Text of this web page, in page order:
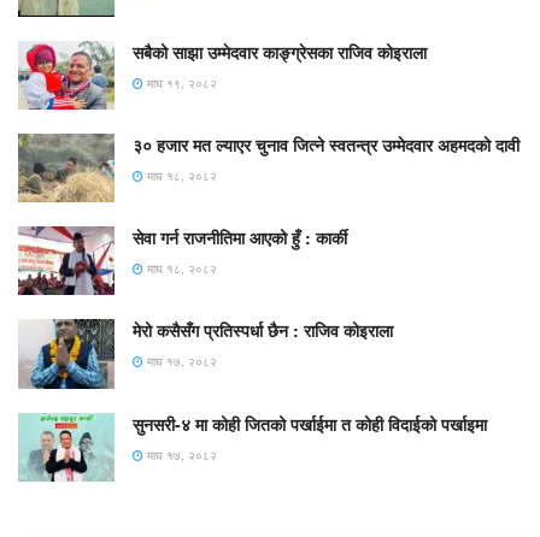
सबैको साझा उम्मेदवार काङ्ग्रेसका राजिव कोइराला
माघ १९, २०८२
३० हजार मत ल्याएर चुनाव जित्ने स्वतन्त्र उम्मेदवार अहमदको दावी
माघ १८, २०८२
सेवा गर्न राजनीतिमा आएको हुँ : कार्की
माघ १८, २०८२
मेरो कसैसँग प्रतिस्पर्धा छैन : राजिव कोइराला
माघ १७, २०८२
सुनसरी-४ मा कोही जितको पर्खाईमा त कोही विदाईको पर्खाइमा
माघ १७, २०८२